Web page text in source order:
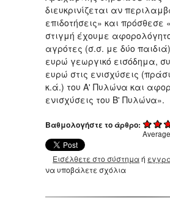
διευκρινίζεται αν
επιδοτήσεις» και πρόσθεσε
στιγμή έχουμε
αγρότες (σ.σ. με δύο
ευρώ γεωργικό εισόδημα,
ευρώ στις ενισχύσεις
κ.ά.) του Α' Πυλώνα και
ενισχύσεις του Β' Πυλώνα».
Βαθμολογήστε το άρθρο:
Εισέλθετε στο σύστημαή
να υποβάλετε σχόλια